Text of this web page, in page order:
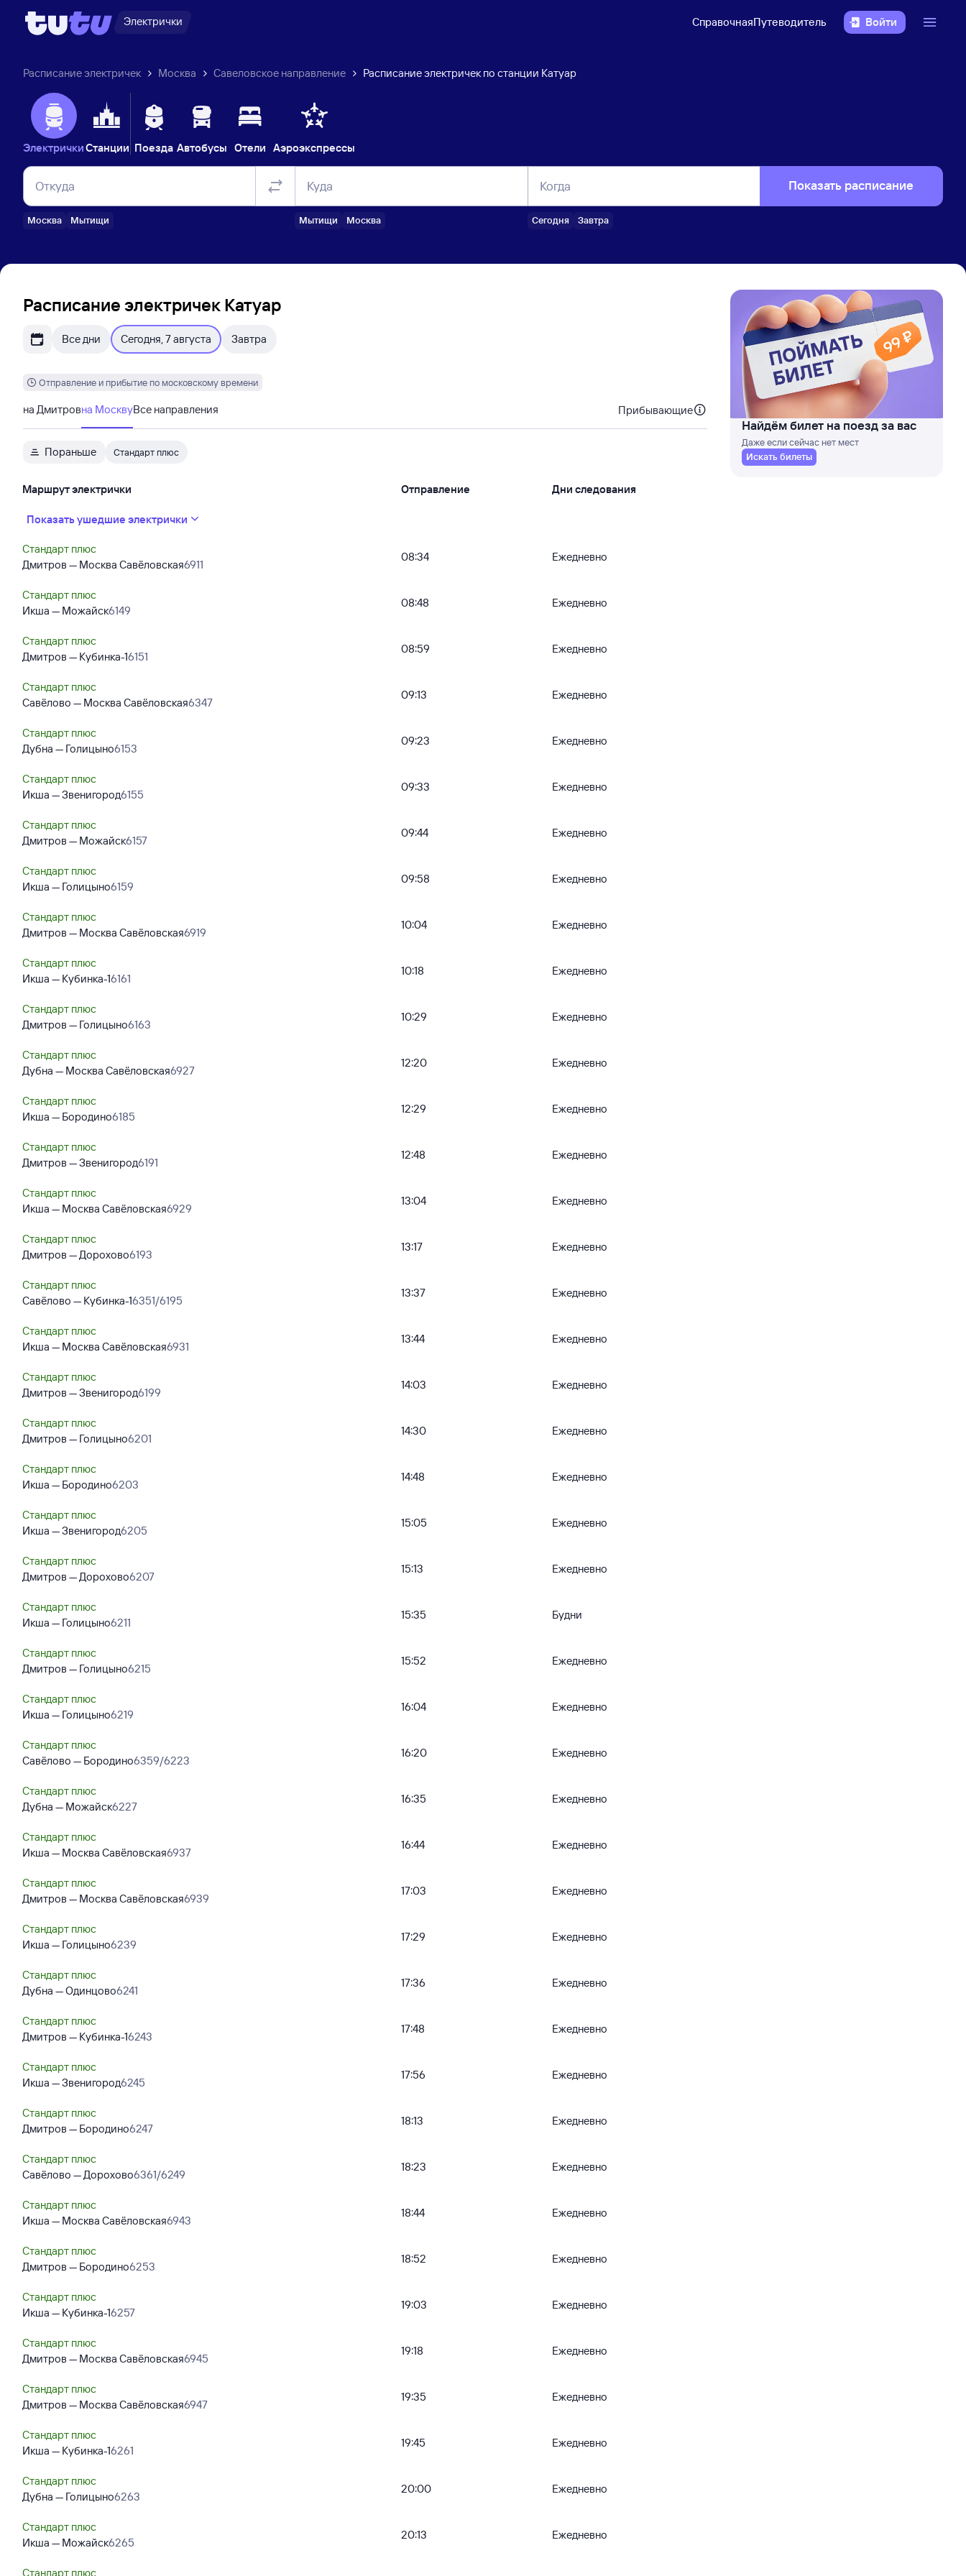
Электрички СправочнаяПутеводитель Войти
Расписание электричек Москва Савеловское направление Расписание электричек по станции Катуар
ЭлектричкиСтанции Поезда Автобусы Отели Аэроэкспрессы
Откуда
Москва Мытищи
Куда
Мытищи Москва
Когда
Сегодня Завтра
Показать расписание
Расписание электричек Катуар
Все дни Сегодня, 7 августа Завтра
Отправление и прибытие по московскому времени
на Дмитровна МосквуВсе направления Прибывающие
Пораньше Стандарт плюс
Маршрут электрички Отправление Дни следования
Показать ушедшие электрички
Стандарт плюс
Дмитров — Москва Савёловская6911
08:34 Ежедневно
Стандарт плюс
Икша — Можайск6149
08:48 Ежедневно
Стандарт плюс
Дмитров — Кубинка-16151
08:59 Ежедневно
Стандарт плюс
Савёлово — Москва Савёловская6347
09:13 Ежедневно
Стандарт плюс
Дубна — Голицыно6153
09:23 Ежедневно
Стандарт плюс
Икша — Звенигород6155
09:33 Ежедневно
Стандарт плюс
Дмитров — Можайск6157
09:44 Ежедневно
Стандарт плюс
Икша — Голицыно6159
09:58 Ежедневно
Стандарт плюс
Дмитров — Москва Савёловская6919
10:04 Ежедневно
Стандарт плюс
Икша — Кубинка-16161
10:18 Ежедневно
Стандарт плюс
Дмитров — Голицыно6163
10:29 Ежедневно
Стандарт плюс
Дубна — Москва Савёловская6927
12:20 Ежедневно
Стандарт плюс
Икша — Бородино6185
12:29 Ежедневно
Стандарт плюс
Дмитров — Звенигород6191
12:48 Ежедневно
Стандарт плюс
Икша — Москва Савёловская6929
13:04 Ежедневно
Стандарт плюс
Дмитров — Дорохово6193
13:17 Ежедневно
Стандарт плюс
Савёлово — Кубинка-16351/6195
13:37 Ежедневно
Стандарт плюс
Икша — Москва Савёловская6931
13:44 Ежедневно
Стандарт плюс
Дмитров — Звенигород6199
14:03 Ежедневно
Стандарт плюс
Дмитров — Голицыно6201
14:30 Ежедневно
Стандарт плюс
Икша — Бородино6203
14:48 Ежедневно
Стандарт плюс
Икша — Звенигород6205
15:05 Ежедневно
Стандарт плюс
Дмитров — Дорохово6207
15:13 Ежедневно
Стандарт плюс
Икша — Голицыно6211
15:35 Будни
Стандарт плюс
Дмитров — Голицыно6215
15:52 Ежедневно
Стандарт плюс
Икша — Голицыно6219
16:04 Ежедневно
Стандарт плюс
Савёлово — Бородино6359/6223
16:20 Ежедневно
Стандарт плюс
Дубна — Можайск6227
16:35 Ежедневно
Стандарт плюс
Икша — Москва Савёловская6937
16:44 Ежедневно
Стандарт плюс
Дмитров — Москва Савёловская6939
17:03 Ежедневно
Стандарт плюс
Икша — Голицыно6239
17:29 Ежедневно
Стандарт плюс
Дубна — Одинцово6241
17:36 Ежедневно
Стандарт плюс
Дмитров — Кубинка-16243
17:48 Ежедневно
Стандарт плюс
Икша — Звенигород6245
17:56 Ежедневно
Стандарт плюс
Дмитров — Бородино6247
18:13 Ежедневно
Стандарт плюс
Савёлово — Дорохово6361/6249
18:23 Ежедневно
Стандарт плюс
Икша — Москва Савёловская6943
18:44 Ежедневно
Стандарт плюс
Дмитров — Бородино6253
18:52 Ежедневно
Стандарт плюс
Икша — Кубинка-16257
19:03 Ежедневно
Стандарт плюс
Дмитров — Москва Савёловская6945
19:18 Ежедневно
Стандарт плюс
Дмитров — Москва Савёловская6947
19:35 Ежедневно
Стандарт плюс
Икша — Кубинка-16261
19:45 Ежедневно
Стандарт плюс
Дубна — Голицыно6263
20:00 Ежедневно
Стандарт плюс
Икша — Можайск6265
20:13 Ежедневно
Стандарт плюс
Найдём билет на поезд за вас
Даже если сейчас нет мест
Искать билеты